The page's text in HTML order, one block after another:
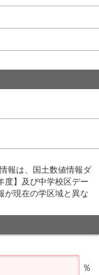
報は、国土数値情報ダ
度】及び中学校区デー
が現在の学区域と異な
％